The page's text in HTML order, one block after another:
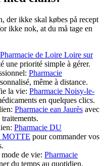
der ikke skal købes på recept
ikke nok, at du må tage en
Pharmacie de Loire Loire sur
une priorité simple à gérer.
Pharmacie
même à distance.
la vie: Pharmacie Noisy-le-
en quelques clics.
Pharmacie ean Jaurès avec
Pharmacie DU
pour commander vos
de vie: Pharmacie
du temps au quotidien.